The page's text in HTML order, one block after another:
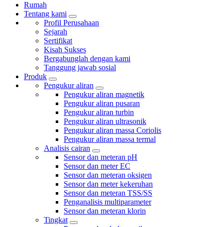
Rumah
Tentang kami
Profil Perusahaan
Sejarah
Sertifikat
Kisah Sukses
Bergabunglah dengan kami
Tanggung jawab sosial
Produk
Pengukur aliran
Pengukur aliran magnetik
Pengukur aliran pusaran
Pengukur aliran turbin
Pengukur aliran ultrasonik
Pengukur aliran massa Coriolis
Pengukur aliran massa termal
Analisis cairan
Sensor dan meteran pH
Sensor dan meter EC
Sensor dan meteran oksigen
Sensor dan meter kekeruhan
Sensor dan meteran TSS/SS
Penganalisis multiparameter
Sensor dan meteran klorin
Tingkat